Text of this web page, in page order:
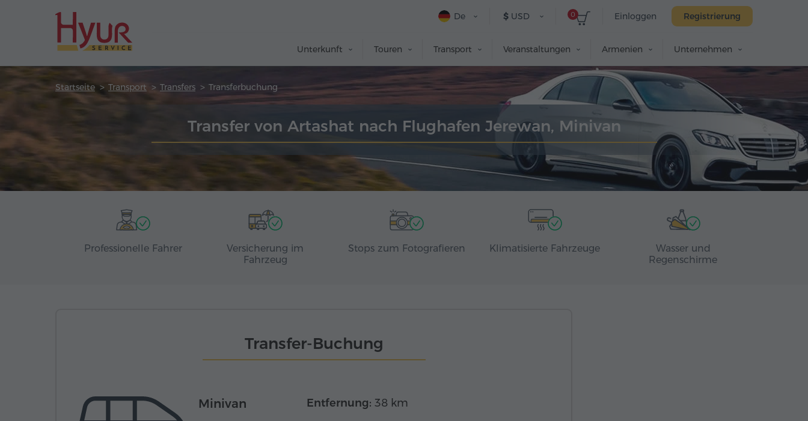
Einloggen Registrierung
0
$ USD
De
Unterkunft Touren Transport Veranstaltungen Armenien Unternehmen
Startseite Transport Transfers Transferbuchung
Transfer von Artashat nach Flughafen Jerewan, Minivan
Professionelle Fahrer
Versicherung im
Fahrzeug
Stops zum Fotografieren Klimatisierte Fahrzeuge
Wasser und
Regenschirme
Transfer-Buchung
Minivan Entfernung: 38 km